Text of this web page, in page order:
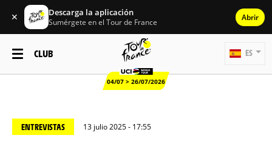
✕ Descarga la aplicación
Sumérgete en el Tour de France Abrir
CLUB
04/07 > 26/07/2026
ES
ENTREVISTAS 13 julio 2025 - 17:55